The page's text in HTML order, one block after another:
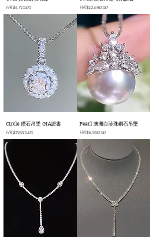
價格
HK$5,710.00 價格
HK$12,690.00
Circle 鑽石吊墜 GIA證書
價格
HK$19,910.00
Pearl 澳洲白珍珠鑽石吊墜
價格
HK$6,900.00